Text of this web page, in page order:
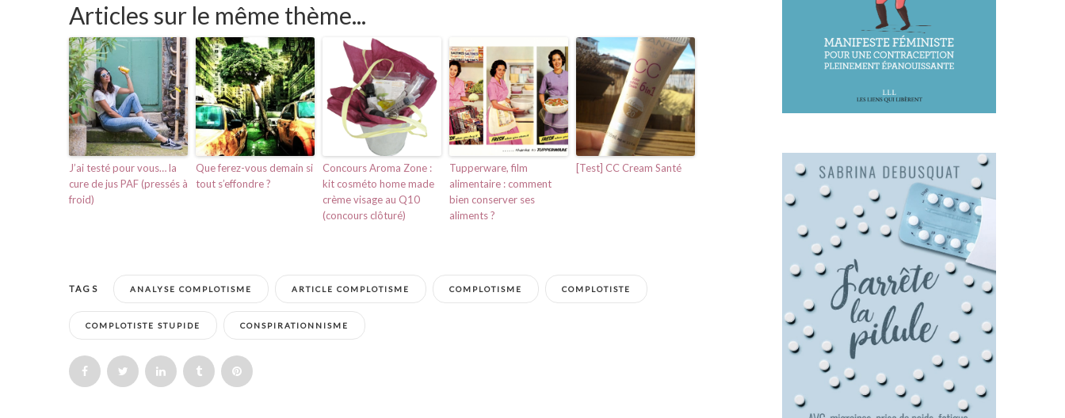
Articles sur le même thème...
J’ai testé pour vous… la
cure de jus PAF (pressés à
froid)
Que ferez-vous demain si
tout s’effondre ?
Concours Aroma Zone :
kit cosméto home made
crème visage au Q10
(concours clôturé)
Tupperware, film
alimentaire : comment
bien conserver ses
aliments ?
[Test] CC Cream Santé
TAGS ANALYSE COMPLOTISME ARTICLE COMPLOTISME COMPLOTISME COMPLOTISTE
COMPLOTISTE STUPIDE CONSPIRATIONNISME